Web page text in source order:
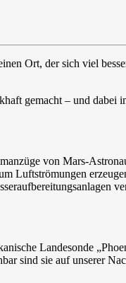
Ort, der sich viel
gemacht – und dabei
von Mars-
Luftströmungen
Landesonde
sind sie auf unserer